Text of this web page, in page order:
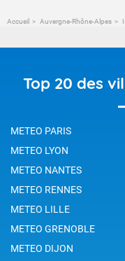
Accueil Auvergne-Rhône-Alpes
Top 20 des
METEO PARIS
METEO LYON
METEO NANTES
METEO RENNES
METEO LILLE
METEO GRENOBLE
METEO DIJON